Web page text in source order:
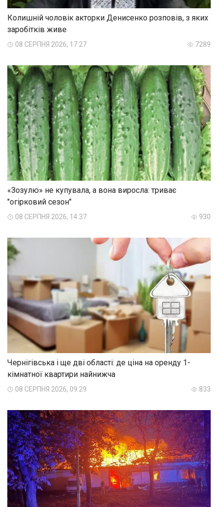
Колишній чоловік акторки Денисенко розповів, з яких
заробітків живе
08 СЕРПНЯ 2026, 17:27 7289
«Зозулю» не купувала, а вона виросла: триває
"огірковий сезон"
08 СЕРПНЯ 2026, 14:37 930
Чернігівська і ще дві області: де ціна на оренду 1-
кімнатної квартири найнижча
08 СЕРПНЯ 2026, 09:29 833